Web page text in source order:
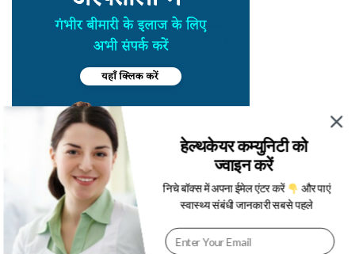
हेल्थकेयर कम्युनिटी को
ज्वाइन करें
निचे बॉक्स में अपना ईमेल एंटर करें और पाएं
स्वास्थ्य संबंधी जानकारी सबसे पहले